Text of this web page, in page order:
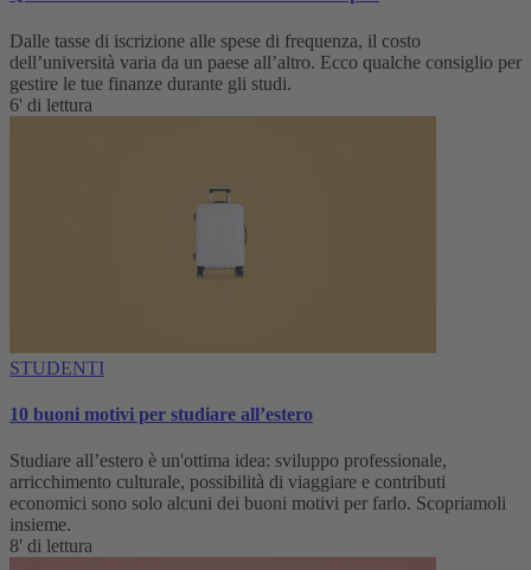
Dalle tasse di iscrizione alle spese di frequenza, il costo
dell’università varia da un paese all’altro. Ecco qualche consiglio per
gestire le tue finanze durante gli studi.
6' di lettura
STUDENTI
10 buoni motivi per studiare all’estero
Studiare all’estero è un'ottima idea: sviluppo professionale,
arricchimento culturale, possibilità di viaggiare e contributi
economici sono solo alcuni dei buoni motivi per farlo. Scopriamoli
insieme.
8' di lettura